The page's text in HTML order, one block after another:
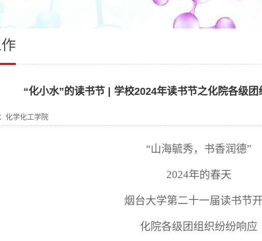
“化小水”的读书节 | 学校2024年读书节之化院各级
化学化工学院
“山海毓秀，书香润德”
2024年的春天
烟台大学第二十一届读书节
化院各级团组织纷纷响应